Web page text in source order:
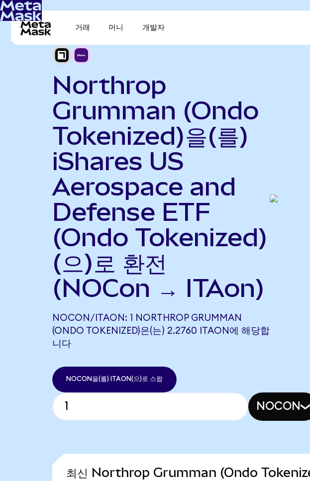
거래 머니 개발자
Northrop
Grumman (Ondo
Tokenized)을(를)
iShares US
Aerospace and
Defense ETF
(Ondo Tokenized)
(으)로 환전
(NOCon → ITAon)
NOCON/ITAON: 1 NORTHROP GRUMMAN
(ONDO TOKENIZED)은(는) 2.2760 ITAON에 해당합
니다
NOCON을(를) ITAON(으)로 스왑
NOCON
최신 Northrop Grumman (Ondo